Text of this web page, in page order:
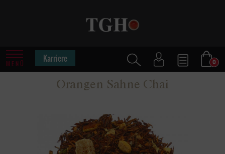
MENÜ Karriere 0
Orangen Sahne Chai